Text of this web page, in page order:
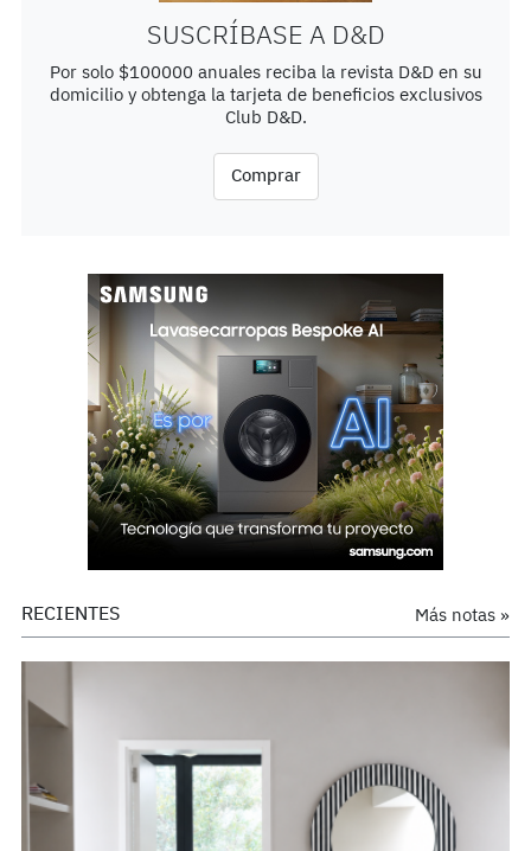
SUSCRÍBASE A D&D
Por solo $100000 anuales reciba la revista D&D en su
domicilio y obtenga la tarjeta de beneficios exclusivos
Club D&D.
Comprar
Más notas »
RECIENTES